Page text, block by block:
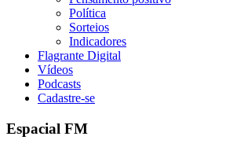
Política
Sorteios
Indicadores
Flagrante Digital
Vídeos
Podcasts
Cadastre-se
Espacial FM